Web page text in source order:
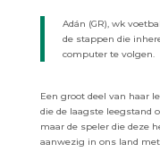
Adán (GR), wk
de stappen die
computer te volgen.
Een groot deel van haar
die de laagste leegstand
maar de speler die deze
aanwezig in ons land